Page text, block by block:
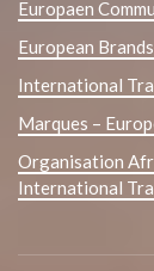
Europaen
European
International
Marques –
Organisation
International